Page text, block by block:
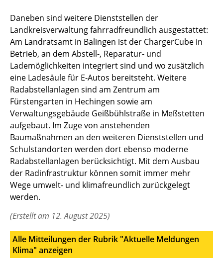
Daneben sind weitere Dienststellen der
Landkreisverwaltung fahrradfreundlich ausgestattet:
Am Landratsamt in Balingen ist der ChargerCube in
Betrieb, an dem Abstell-, Reparatur- und
Lademöglichkeiten integriert sind und wo zusätzlich
eine Ladesäule für E-Autos bereitsteht. Weitere
Radabstellanlagen sind am Zentrum am
Fürstengarten in Hechingen sowie am
Verwaltungsgebäude Geißbühlstraße in Meßstetten
aufgebaut. Im Zuge von anstehenden
Baumaßnahmen an den weiteren Dienststellen und
Schulstandorten werden dort ebenso moderne
Radabstellanlagen berücksichtigt. Mit dem Ausbau
der Radinfrastruktur können somit immer mehr
Wege umwelt- und klimafreundlich zurückgelegt
werden.
(Erstellt am 12. August 2025)
Alle Mitteilungen der Rubrik "Aktuelle Meldungen
Klima" anzeigen